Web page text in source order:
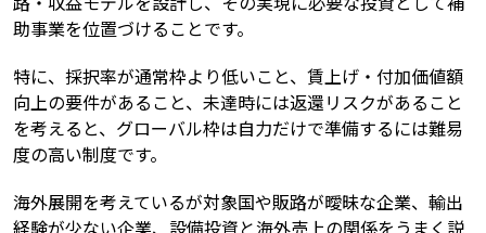
助事業を位置づけることです。
特に、採択率が通常枠より低いこと、賃上げ・付加価値額
向上の要件があること、未達時には返還リスクがあること
を考えると、グローバル枠は自力だけで準備するには難易
度の高い制度です。
海外展開を考えているが対象国や販路が曖昧な企業、輸出
経験が少ない企業、設備投資と海外売上の関係をうまく説